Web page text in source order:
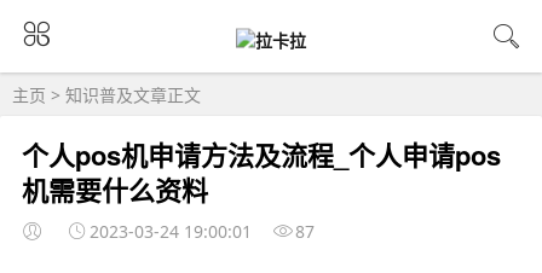
主页 > 知识普及文章正文
个人pos机申请方法及流程_个人申请pos
机需要什么资料
2023-03-24 19:00:01 87